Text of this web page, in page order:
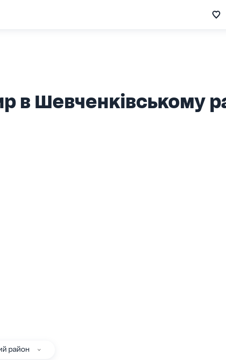
в Шевченківському
район